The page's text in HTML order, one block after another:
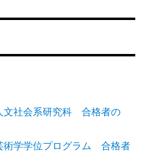
社会系研究科 合格者の
学学位プログラム 合格者